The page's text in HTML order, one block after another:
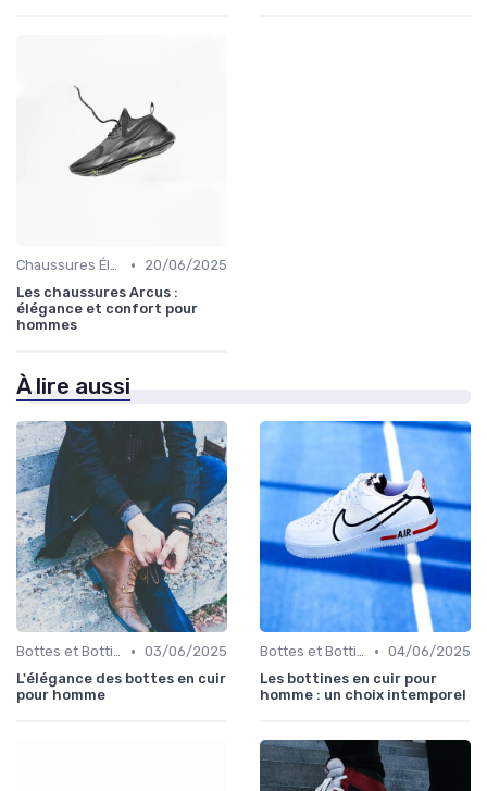
Chaussures Élégantes et de Cérémonie •
20/06/2025
Les chaussures Arcus :
élégance et confort pour
hommes
À lire aussi
Bottes et Bottines • 03/06/2025
L'élégance des bottes en cuir
pour homme
Bottes et Bottines • 04/06/2025
Les bottines en cuir pour
homme : un choix intemporel